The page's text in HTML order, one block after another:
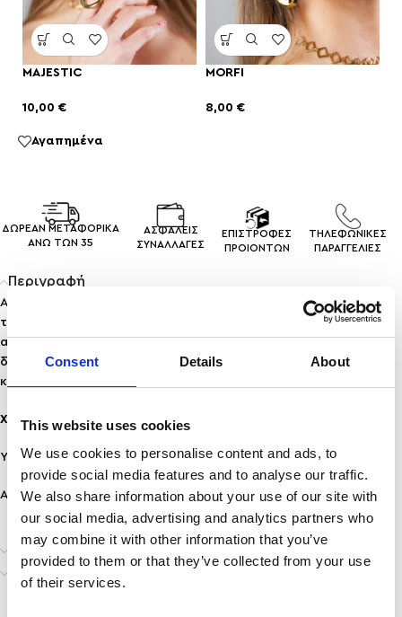
Consent Details About
This website uses cookies
We use cookies to personalise content and ads, to
provide social media features and to analyse our traffic.
We also share information about your use of our site with
our social media, advertising and analytics partners who
may combine it with other information that you’ve
provided to them or that they’ve collected from your use
of their services.
MAJESTIC
10,00 €
MORFI
8,00 €
Αγαπημένα
ΔΩΡΕΑΝ ΜΕΤΑΦΟΡΙΚΑ
ΑΝΩ ΤΩΝ 35
ΑΣΦΑΛΕΙΣ
ΣΥΝΑΛΛΑΓEΣ
ΕΠΙΣΤΡΟΦΕΣ
ΠΡΟΙΟΝΤΩΝ
ΤΗΛΕΦΩΝΙΚΕΣ
ΠΑΡΑΓΓΕΛΙΕΣ
Περιγραφή
Ανακάλυψε την κομψότητα μέσα από το γεωμετρικό παιχνίδι
της μορφής με αυτό το υπέροχο βραχιόλι που διακοσμείται
από μικρούς ρόμβους. Η αρμονική επανάληψη του ρόμβου
δημιουργεί ένα ενδιαφέρον pattern που προσδίδει χαρακτήρα
και φινέτσα στο χέρι σου.
Χαρακτηριστικά:
Υλικό: Ανοξείδωτο ατσάλι
Ανθεκτικότητα: Ανθεκτικό σε νερό & άρωμα, δεν μαυρίζει!
Επιπλέον πληροφορίες